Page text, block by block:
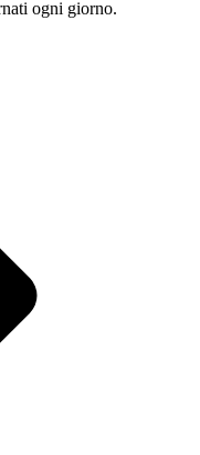
ogni giorno.